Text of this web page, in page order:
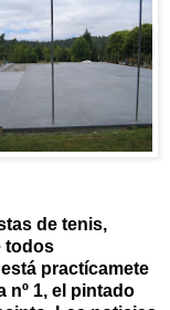
de tenis,
todos
practícamete
nº 1, el pintado